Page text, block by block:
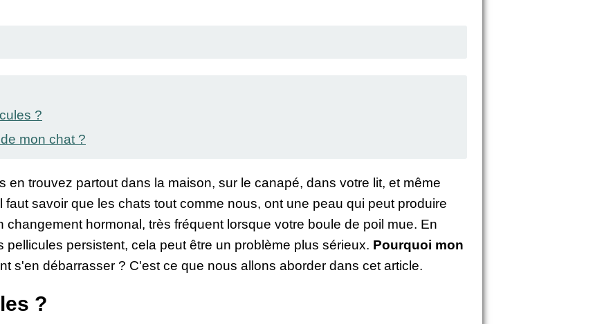
?
mon chat ?
en trouvez partout dans la maison, sur le canapé, dans votre lit, et même
faut savoir que les chats tout comme nous, ont une peau qui peut produire
hormonal, très fréquent lorsque votre boule de poil mue. En
pellicules persistent, cela peut être un problème plus sérieux. Pourquoi mon
s'en débarrasser ? C'est ce que nous allons aborder dans cet article.
?